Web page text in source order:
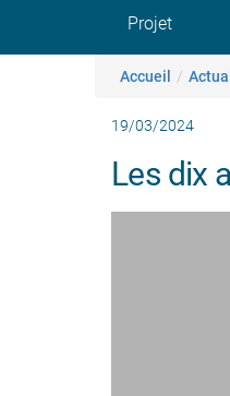
Main
Projet
Fil
Accueil
19/03/2024
Les dix